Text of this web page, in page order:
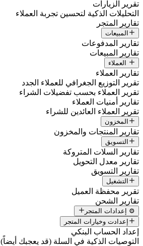
تقرير الزيارات
التحليلات الذكية لتحسين تجربة العملاء
تقارير المتجر
المبيعات
تقارير المدفوعات
تقارير المبيعات
العملاء
تقارير العملاء
تقرير التوزيع الجغرافي للعملاء الجدد
تقرير العملاء بحسب تفضيلات الشراء
تقارير أمنيات العملاء
تقرير العملاء العائدين للشراء
المخزون
تقارير المنتجات والمخزون
التسويق
تقارير السلات المتروكة
تقارير معدل التحويل
تقارير التسويق
التشغيل
تقرير محفظة العميل
تقارير الشحن
⚙️ إعدادات المتجر
إعدادت وخيارات المتجر
إعداد الحساب البنكي
التوصيات الذكية في السلة (قد يعجبك أيضاً)